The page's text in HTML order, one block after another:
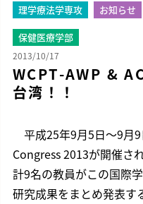
理学療法学専攻 お知らせ
保健医療学部
2013/10/17
WCPT-AWP &
台湾！！
平成25年9月5日〜9月9
Congress 2013が開催さ
計9名の教員がこの国際
研究成果をまとめ発表す